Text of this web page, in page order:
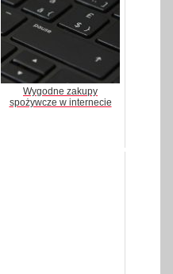
Wygodne zakupy
spożywcze w internecie